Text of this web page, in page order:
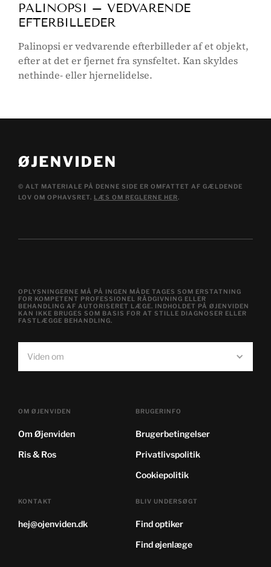
PALINOPSI – VEDVARENDE
EFTERBILLEDER
Palinopsi er vedvarende efterbilleder af et objekt,
efter at det er fjernet fra synsfeltet. Kan skyldes
nethinde- eller hjernelidelse.
© ALT MATERIALE PÅ DENNE SIDE ER OMFATTET AF GÆLDENDE
LOV OM OPHAVSRET. LÆS OM REGLERNE HER.
Viden om
OPLYSNINGERNE MÅ PÅ INGEN MÅDE TAGES SOM ERSTATNING
FOR KOMPETENT PROFESSIONEL RÅDGIVNING ELLER
BEHANDLING AF AUTORISERET LÆGE. INDHOLDET PÅ ØJENVIDEN
KAN IKKE BRUGES SOM BASIS FOR AT STILLE DIAGNOSER ELLER
FASTLÆGGE BEHANDLING.
OM ØJENVIDEN
Om Øjenviden
Ris & Ros
BRUGERINFO
Brugerbetingelser
Privatlivspolitik
Cookiepolitik
KONTAKT
hej@ojenviden.dk
BLIV UNDERSØGT
Find optiker
Find øjenlæge